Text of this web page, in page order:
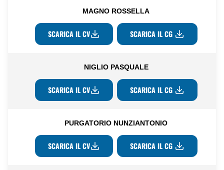
MAGNO ROSSELLA
SCARICA IL CV SCARICA IL CG
NIGLIO PASQUALE
SCARICA IL CV SCARICA IL CG
PURGATORIO NUNZIANTONIO
SCARICA IL CV SCARICA IL CG